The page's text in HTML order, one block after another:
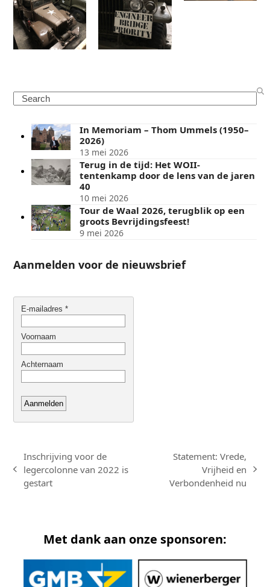
Search
In Memoriam – Thom Ummels (1950–
2026)
13 mei 2026
Terug in de tijd: Het WOII-
tentenkamp door de lens van de jaren
40
10 mei 2026
Tour de Waal 2026, terugblik op een
groots Bevrijdingsfeest!
9 mei 2026
Aanmelden voor de nieuwsbrief
previous
post:
Inschrijving voor de
legercolonne van 2022 is
gestart
Statement: Vrede,
Vrijheid en
Verbondenheid nu
Met dank aan onze sponsoren: